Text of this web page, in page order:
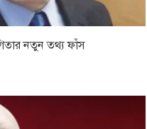
নতুন তথ্য ফাঁস